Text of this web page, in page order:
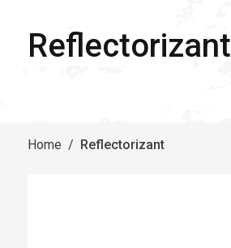
Reflectorizant
Home / Reflectorizant